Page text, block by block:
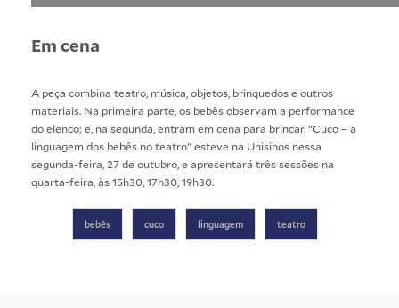
Em cena
A peça combina teatro, música, objetos, brinquedos e outros
materiais. Na primeira parte, os bebês observam a performance
do elenco; e, na segunda, entram em cena para brincar. “Cuco – a
linguagem dos bebês no teatro” esteve na Unisinos nessa
segunda-feira, 27 de outubro, e apresentará três sessões na
quarta-feira, às 15h30, 17h30, 19h30.
bebês cuco linguagem teatro